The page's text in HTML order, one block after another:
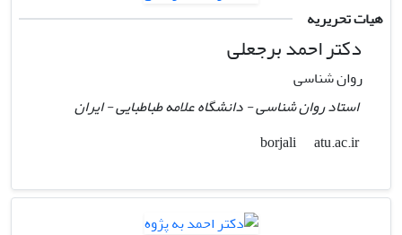
هیات تحریریه
دکتر احمد برجعلی
روان شناسی
استاد روان شناسی - دانشگاه علامه طباطبایی - ایران
borjali
atu.ac.ir